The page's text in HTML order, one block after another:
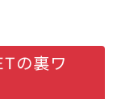
の裏ワ